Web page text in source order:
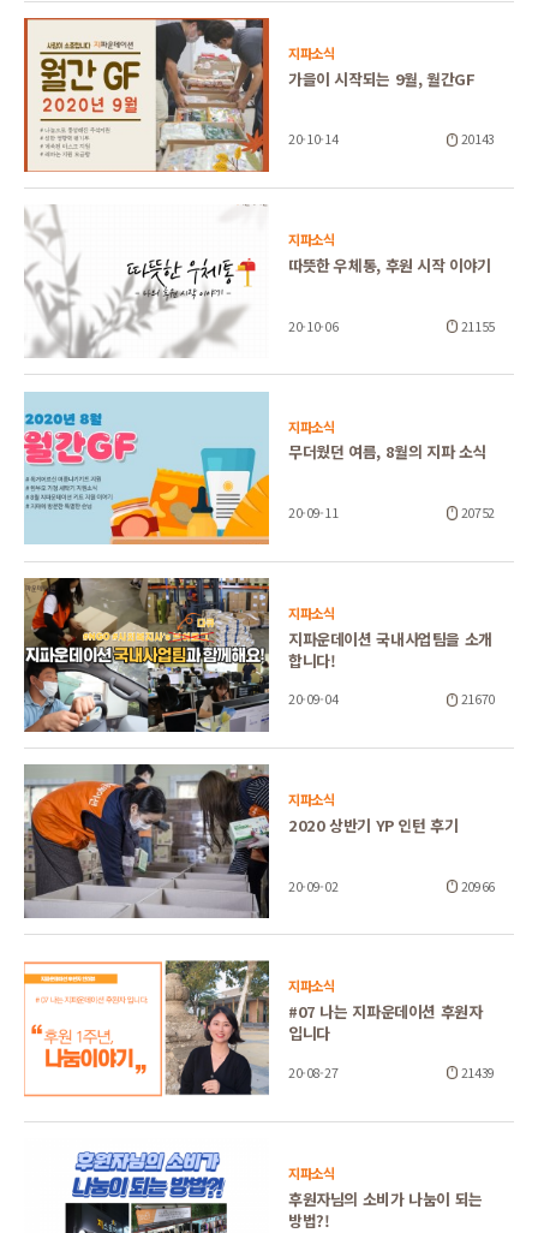
지파소식
가을이 시작되는 9월, 월간GF
20-10-14 20143
지파소식
따뜻한 우체통, 후원 시작 이야기
20-10-06 21155
지파소식
무더웠던 여름, 8월의 지파 소식
20-09-11 20752
지파소식
지파운데이션 국내사업팀을 소개
합니다!
20-09-04 21670
지파소식
2020 상반기 YP 인턴 후기
20-09-02 20966
지파소식
#07 나는 지파운데이션 후원자
입니다
20-08-27 21439
지파소식
후원자님의 소비가 나눔이 되는
방법?!